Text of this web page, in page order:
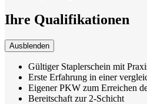
Ihre Qualifikationen
Ausblenden
Gültiger Staplerschein mit
Erste Erfahrung in einer
Eigener PKW zum Erreichen
Bereitschaft zur 2-Schicht